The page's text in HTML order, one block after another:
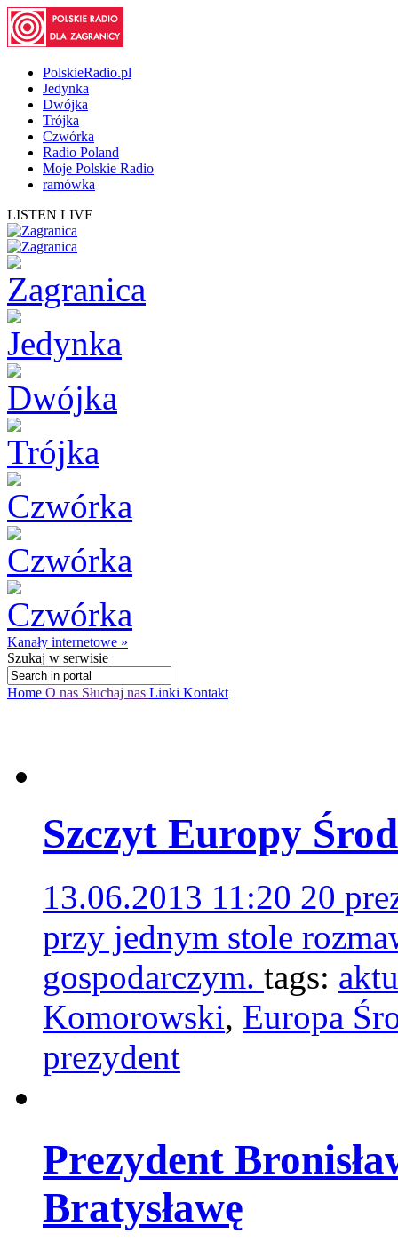
PolskieRadio.pl
Jedynka
Dwójka
Trójka
Czwórka
Radio Poland
Moje Polskie Radio
ramówka
LISTEN LIVE
Kanały internetowe »
Szukaj w serwisie
Home O nas Słuchaj nas Linki Kontakt
Szczyt Europy
13.06.2013 11:20 20
przy jednym stole
gospodarczym. tags:
Komorowski, Europa
prezydent
Prezydent
Bratysławę